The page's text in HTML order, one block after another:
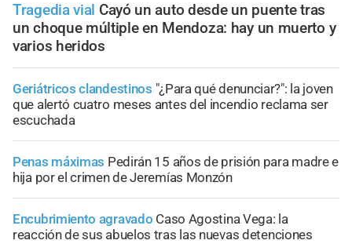
Tragedia vial Cayó un auto desde un puente tras
un choque múltiple en Mendoza: hay un muerto y
varios heridos
Geriátricos clandestinos "¿Para qué denunciar?": la joven
que alertó cuatro meses antes del incendio reclama ser
escuchada
Penas máximas Pedirán 15 años de prisión para madre e
hija por el crimen de Jeremías Monzón
Encubrimiento agravado Caso Agostina Vega: la
reacción de sus abuelos tras las nuevas detenciones